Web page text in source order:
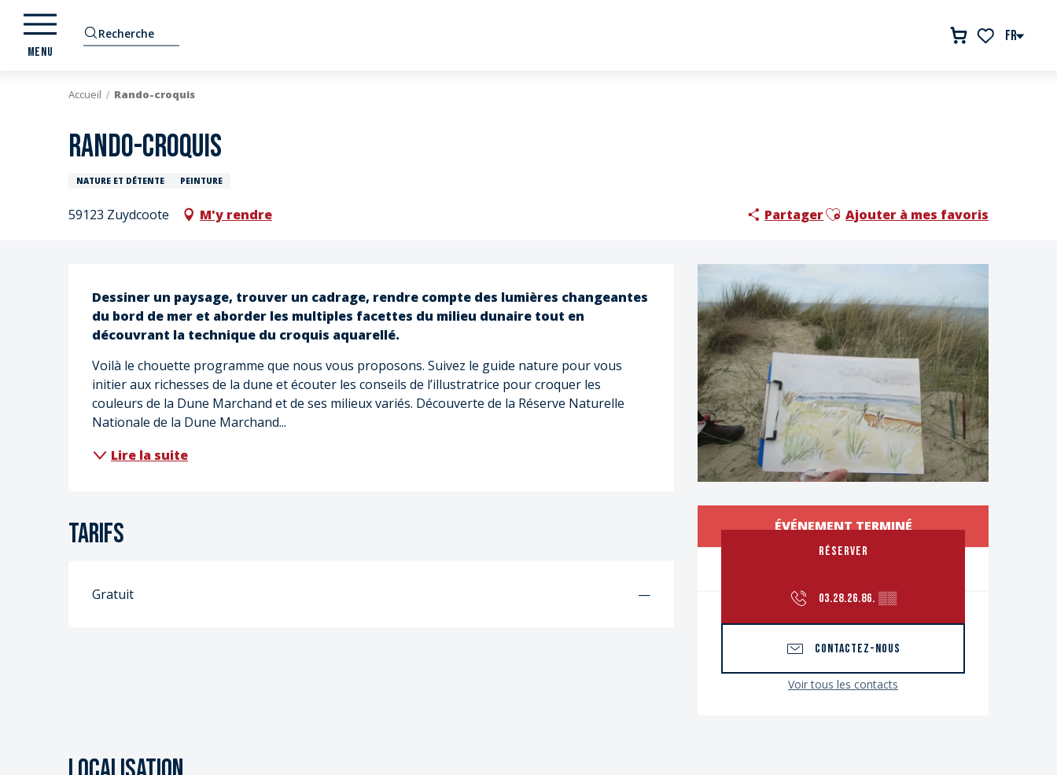
Aller
contenu
FR
Recherche
MENU
Accueil Rando-croquis
Rando-croquis
NATURE ET DÉTENTE PEINTURE
59123 Zuydcoote M'y rendre PartagerAjouter aux favoris
Ajouter à mes favoris
Ouverture et
ÉVÉNEMENT TERMINÉ
RÉSERVER
03.28.26.86. ▒▒
CONTACTEZ-NOUS
Voir tous les contacts
Description
Dessiner un paysage, trouver un cadrage, rendre compte des lumières changeantes
du bord de mer et aborder les multiples facettes du milieu dunaire tout en
découvrant la technique du croquis aquarellé.
Voilà le chouette programme que nous vous proposons. Suivez le guide nature pour vous
initier aux richesses de la dune et écouter les conseils de l’illustratrice pour croquer les
couleurs de la Dune Marchand et de ses milieux variés. Découverte de la Réserve Naturelle
Nationale de la Dune Marchand...
Lire la suite
Tarifs
Gratuit —